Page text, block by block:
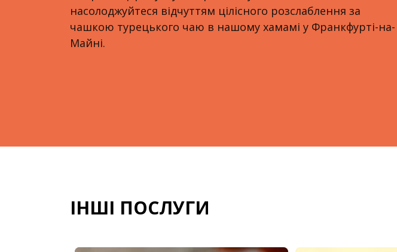
насолоджуйтеся відчуттям цілісного розслаблення за
чашкою турецького чаю в нашому хамамі у Франкфурті-на-
Майні.
ІНШІ ПОСЛУГИ
Слайд 1 з 3